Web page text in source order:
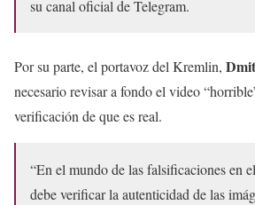
su canal oficial de Telegram.
Por su parte, el portavoz del Kremlin,
necesario revisar a fondo el video
verificación de que es real.
“En el mundo de las falsificaciones en
debe verificar la autenticidad de las